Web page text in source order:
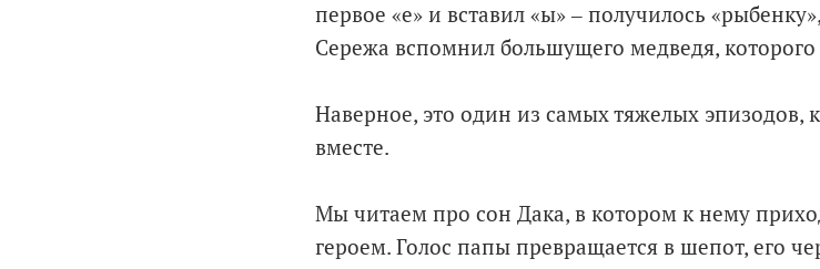
первое «е» и вставил «ы» ‒ получилось
Сережа вспомнил большущего медведя,
Наверное, это один из самых тяжелых
вместе.
Мы читаем про сон Дака, в котором к нему
героем. Голос папы превращается в шепот, его